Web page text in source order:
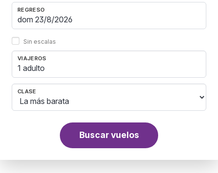
REGRESO
Sin escalas
VIAJEROS
1 adulto
CLASE
Buscar vuelos